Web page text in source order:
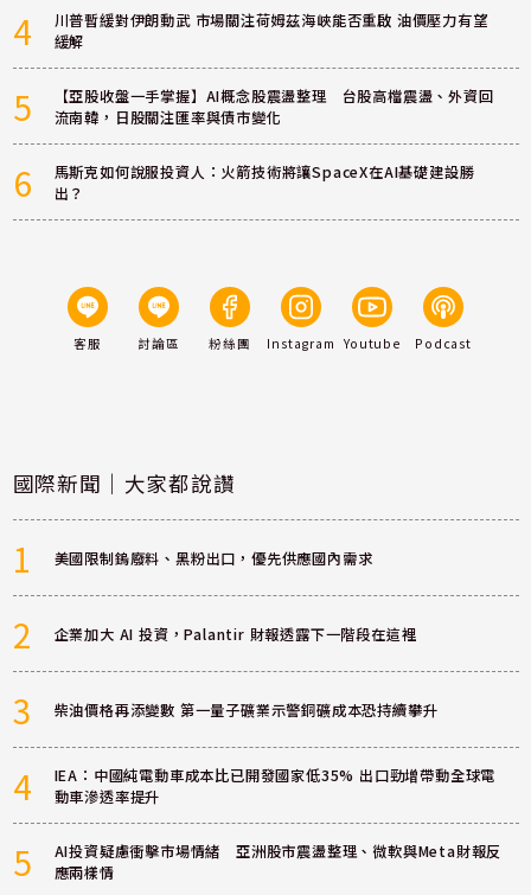
4
川普暫緩對伊朗動武 市場關注荷姆茲海峽能否重啟 油價壓力有望
緩解
5
【亞股收盤一手掌握】AI概念股震盪整理 台股高檔震盪、外資回
流南韓，日股關注匯率與債市變化
6
馬斯克如何說服投資人：火箭技術將讓SpaceX在AI基礎建設勝
出？
客服 討論區 粉絲團 Instagram Youtube Podcast
國際新聞｜大家都說讚
1 美國限制鎢廢料、黑粉出口，優先供應國內需求
2 企業加大 AI 投資，Palantir 財報透露下一階段在這裡
3 柴油價格再添變數 第一量子礦業示警銅礦成本恐持續攀升
4
IEA：中國純電動車成本比已開發國家低35% 出口勁增帶動全球電
動車滲透率提升
5
AI投資疑慮衝擊市場情緒 亞洲股市震盪整理、微軟與Meta財報反
應兩樣情